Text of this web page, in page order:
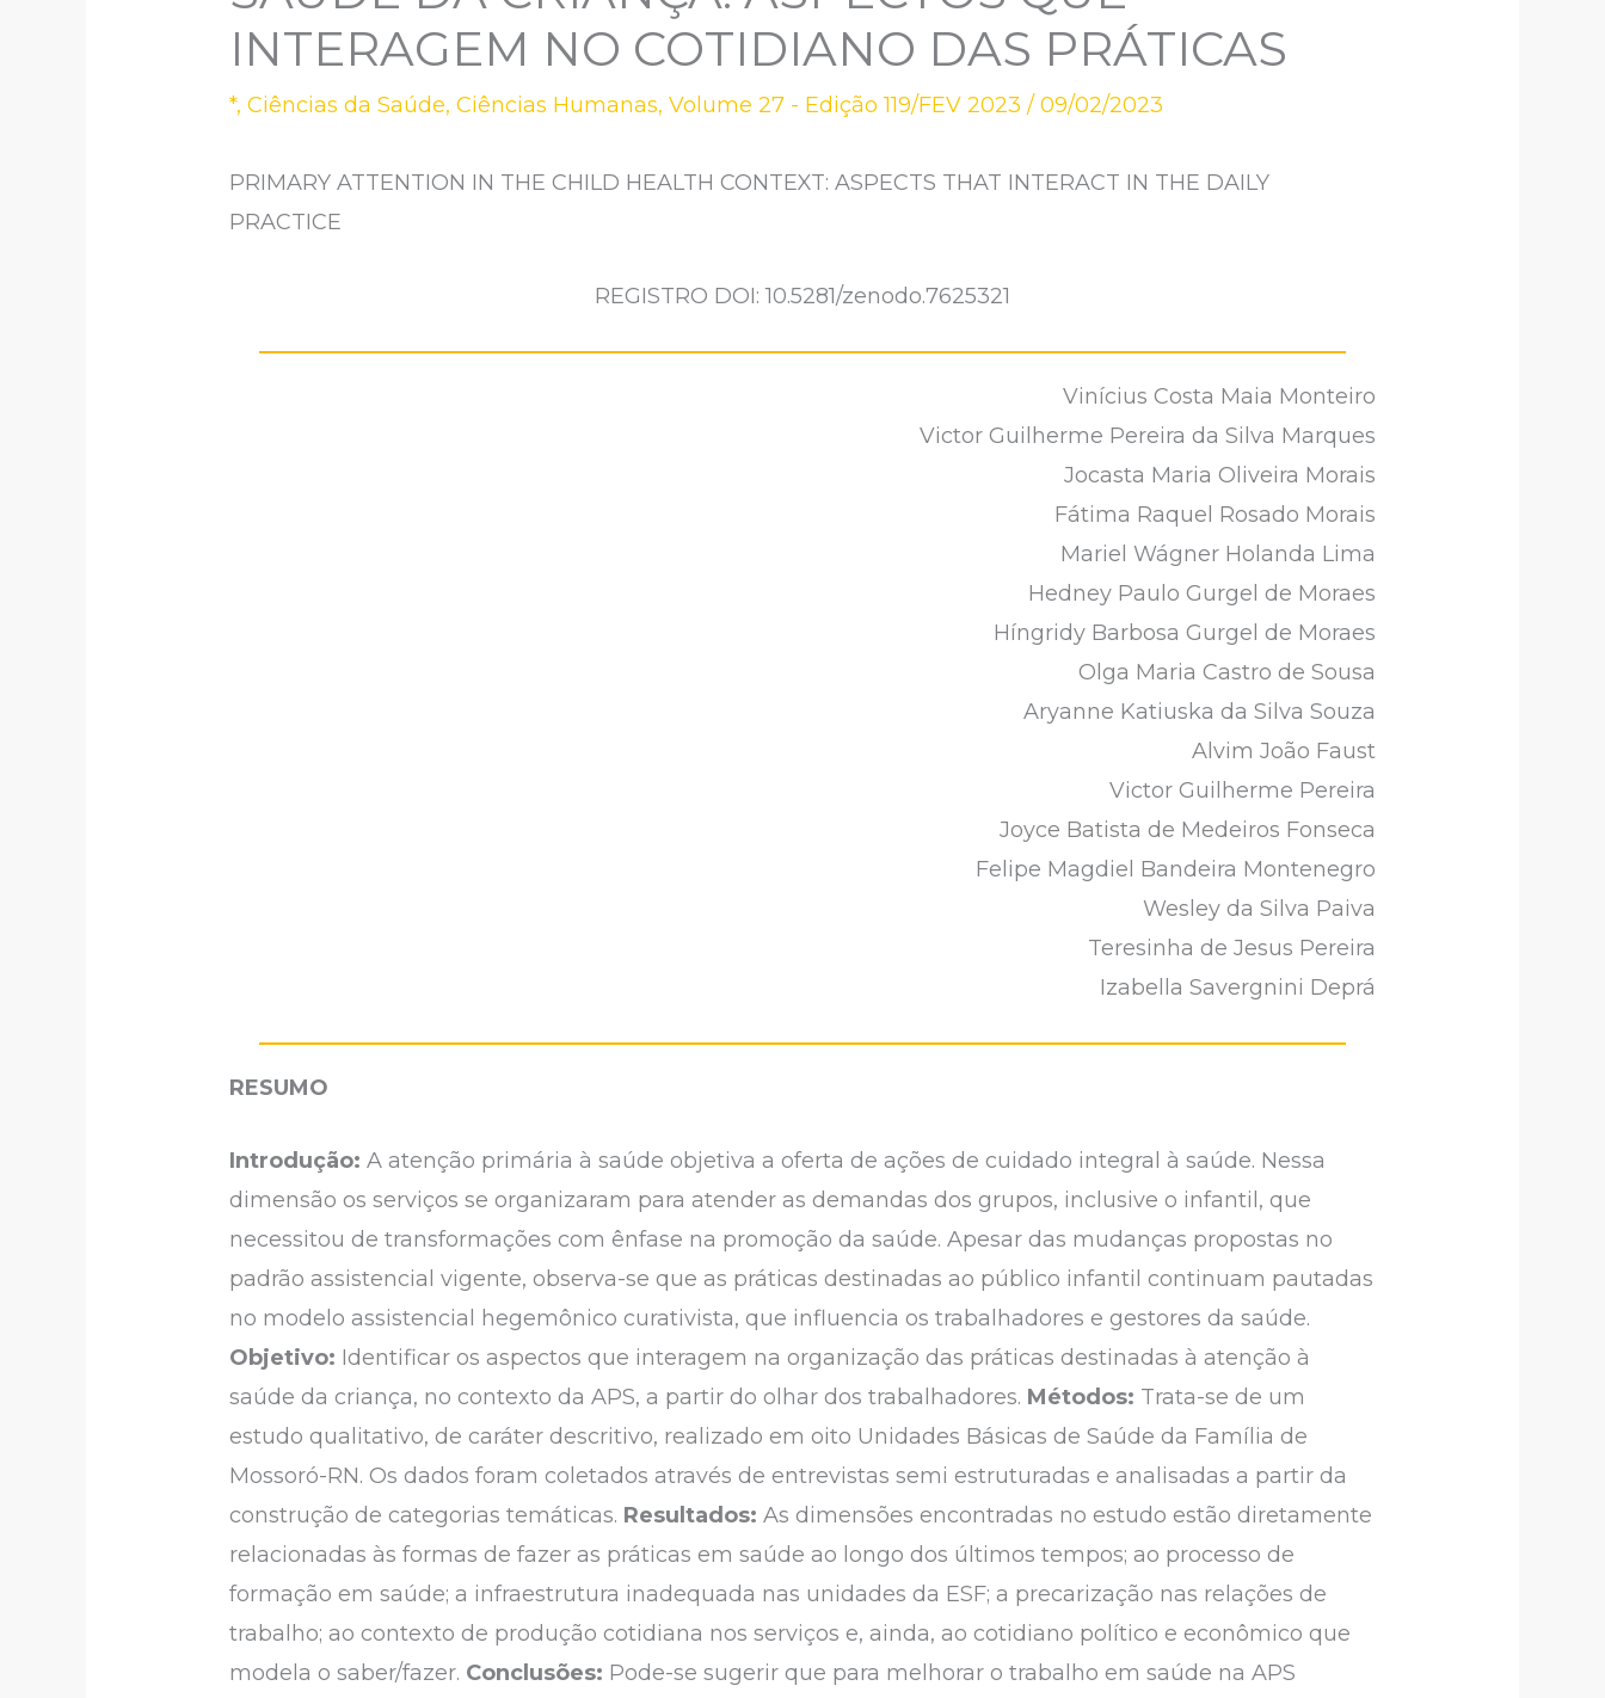
INTERAGEM NO COTIDIANO DAS PRÁTICAS
*,Ciências da Saúde,Ciências Humanas,Volume 27 - Edição 119/FEV 2023 /09/02/2023
PRIMARY ATTENTION IN THE CHILD HEALTH CONTEXT: ASPECTS THAT INTERACT IN THE DAILY
PRACTICE
REGISTRO DOI: 10.5281/zenodo.7625321
Vinícius Costa Maia Monteiro
Victor Guilherme Pereira da Silva Marques
Jocasta Maria Oliveira Morais
Fátima Raquel Rosado Morais
Mariel Wágner Holanda Lima
Hedney Paulo Gurgel de Moraes
Híngridy Barbosa Gurgel de Moraes
Olga Maria Castro de Sousa
Aryanne Katiuska da Silva Souza
Alvim João Faust
Victor Guilherme Pereira
Joyce Batista de Medeiros Fonseca
Felipe Magdiel Bandeira Montenegro
Wesley da Silva Paiva
Teresinha de Jesus Pereira
Izabella Savergnini Deprá
RESUMO
Introdução:A atenção primária à saúde objetiva a oferta de ações de cuidado integral à saúde. Nessa
dimensão os serviços se organizaram para atender as demandas dos grupos, inclusive o infantil, que
necessitou de transformações com ênfase na promoção da saúde. Apesar das mudanças propostas no
padrão assistencial vigente, observa-se que as práticas destinadas ao público infantil continuam pautadas
no modelo assistencial hegemônico curativista, que influencia os trabalhadores e gestores da saúde.
Objetivo: Identificar os aspectos que interagem na organização das práticas destinadas à atenção à
saúde da criança, no contexto da APS, a partir do olhar dos trabalhadores. Métodos: Trata-se de um
estudo qualitativo, de caráter descritivo, realizado em oito Unidades Básicas de Saúde da Família de
Mossoró-RN. Os dados foram coletados através de entrevistas semi estruturadas e analisadas a partir da
construção de categorias temáticas. Resultados: As dimensões encontradas no estudo estão diretamente
relacionadas às formas de fazer as práticas em saúde ao longo dos últimos tempos; ao processo de
formação em saúde; a infraestrutura inadequada nas unidades da ESF; a precarização nas relações de
trabalho; ao contexto de produção cotidiana nos serviços e, ainda, ao cotidiano político e econômico que
modela o saber/fazer. Conclusões: Pode-se sugerir que para melhorar o trabalho em saúde na APS